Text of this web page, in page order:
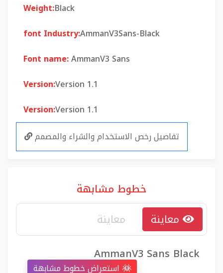
Weight:Black
font Industry:AmmanV3Sans-Black
Font name:AmmanV3 Sans
Version:Version 1.1
Version:Version 1.1
تفاصيل رخص الاستخدام والشراء والمصمم
خطوط مشابهة
AmmanV3 Sans Black